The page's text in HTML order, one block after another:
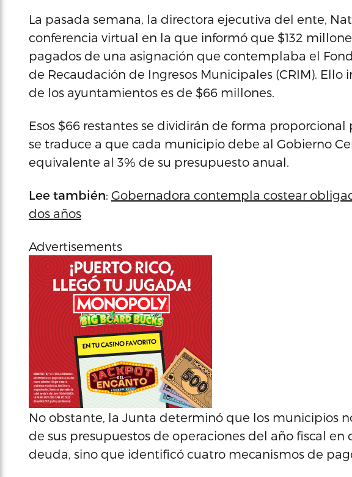
La pasada semana, la directora ejecutiva del ente,
conferencia virtual en la que informó que $132
pagados de una asignación que contemplaba el
de Recaudación de Ingresos Municipales (CRIM).
de los ayuntamientos es de $66 millones.
Esos $66 restantes se dividirán de forma
se traduce a que cada municipio debe al Gobierno
equivalente al 3% de su presupuesto anual.
Lee también: Gobernadora contempla costear
dos años
Advertisements
No obstante, la Junta determinó que los municipios
de sus presupuestos de operaciones del año fiscal en
deuda, sino que identificó cuatro mecanismos de